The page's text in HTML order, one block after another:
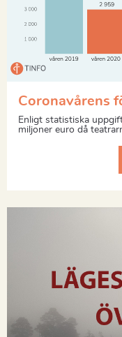
Coronavårens
Enligt statistiska
miljoner euro då